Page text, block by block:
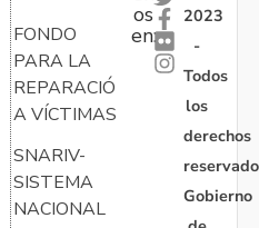
FONDO
PARA LA
REPARACIÓN
A VÍCTIMAS
SNARIV-
SISTEMA
NACIONAL
os
en:
2023
-
Todos
los
derechos
Gobierno